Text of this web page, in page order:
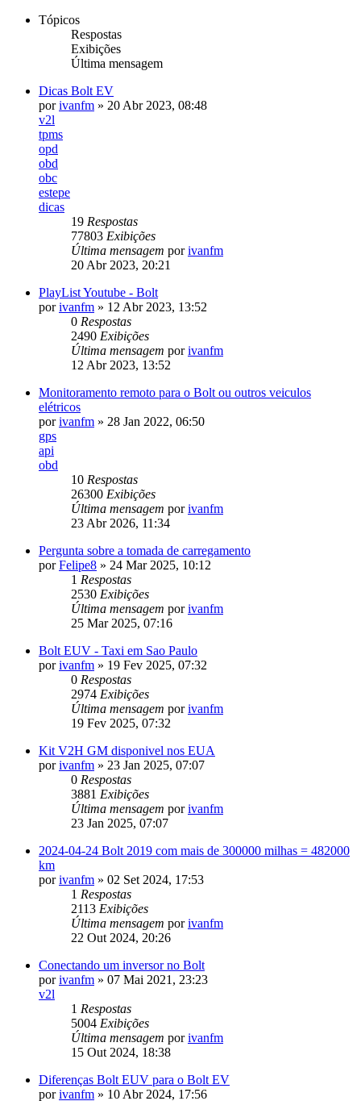
Tópicos
Respostas
Exibições
Última mensagem
Dicas Bolt EV
porivanfm » 20 Abr 2023, 08:48
v2l
tpms
opd
obd
obc
estepe
dicas
19 Respostas
77803 Exibições
Última mensagem porivanfm
20 Abr 2023, 20:21
PlayList Youtube - Bolt
porivanfm » 12 Abr 2023, 13:52
0 Respostas
2490 Exibições
Última mensagem porivanfm
12 Abr 2023, 13:52
Monitoramento remoto para o Bolt ou outros veiculos
elétricos
porivanfm » 28 Jan 2022, 06:50
gps
api
obd
10 Respostas
26300 Exibições
Última mensagem porivanfm
23 Abr 2026, 11:34
Pergunta sobre a tomada de carregamento
porFelipe8 » 24 Mar 2025, 10:12
1 Respostas
2530 Exibições
Última mensagem porivanfm
25 Mar 2025, 07:16
Bolt EUV - Taxi em Sao Paulo
porivanfm » 19 Fev 2025, 07:32
0 Respostas
2974 Exibições
Última mensagem porivanfm
19 Fev 2025, 07:32
Kit V2H GM disponivel nos EUA
porivanfm » 23 Jan 2025, 07:07
0 Respostas
3881 Exibições
Última mensagem porivanfm
23 Jan 2025, 07:07
2024-04-24 Bolt 2019 com mais de 300000 milhas = 482000
km
porivanfm » 02 Set 2024, 17:53
1 Respostas
2113 Exibições
Última mensagem porivanfm
22 Out 2024, 20:26
Conectando um inversor no Bolt
porivanfm » 07 Mai 2021, 23:23
v2l
1 Respostas
5004 Exibições
Última mensagem porivanfm
15 Out 2024, 18:38
Diferenças Bolt EUV para o Bolt EV
porivanfm » 10 Abr 2024, 17:56